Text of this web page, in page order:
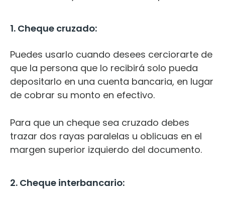
1. Cheque cruzado:
Puedes usarlo cuando desees cerciorarte de
que la persona que lo recibirá solo pueda
depositarlo en una cuenta bancaria, en lugar
de cobrar su monto en efectivo.
Para que un cheque sea cruzado debes
trazar dos rayas paralelas u oblicuas en el
margen superior izquierdo del documento.
2. Cheque interbancario: